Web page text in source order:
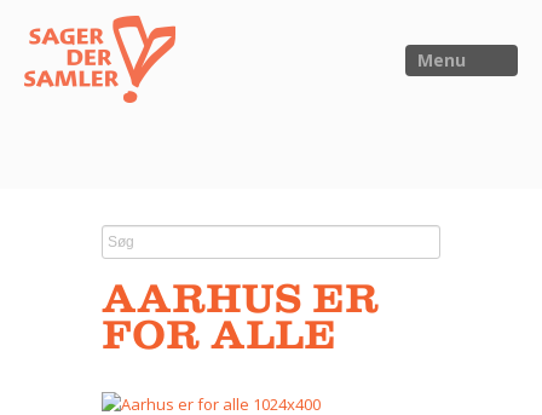
Menu
FORSKNING
AARHUS ER
FOR ALLE